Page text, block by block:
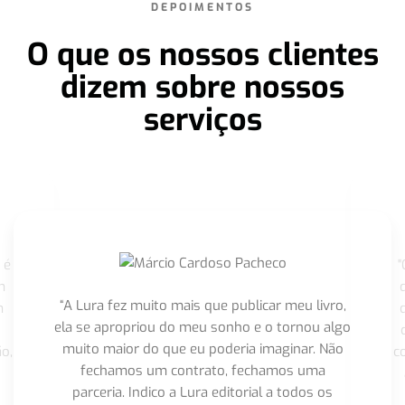
DEPOIMENTOS
O que os nossos clientes
dizem sobre nossos
serviços
“A Lura fez muito mais que publicar meu livro,
ela se apropriou do meu sonho e o tornou algo
muito maior do que eu poderia imaginar. Não
fechamos um contrato, fechamos uma
parceria. Indico a Lura editorial a todos os